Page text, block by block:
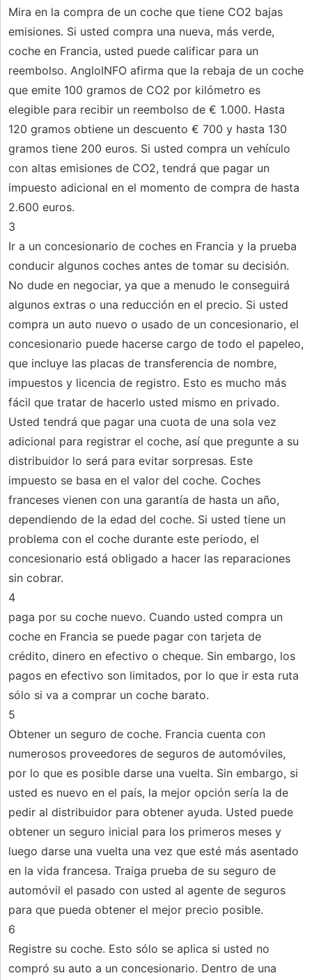
Mira en la compra de un coche que tiene CO2 bajas
emisiones. Si usted compra una nueva, más verde,
coche en Francia, usted puede calificar para un
reembolso. AngloINFO afirma que la rebaja de un coche
que emite 100 gramos de CO2 por kilómetro es
elegible para recibir un reembolso de € 1.000. Hasta
120 gramos obtiene un descuento € 700 y hasta 130
gramos tiene 200 euros. Si usted compra un vehículo
con altas emisiones de CO2, tendrá que pagar un
impuesto adicional en el momento de compra de hasta
2.600 euros.
3
Ir a un concesionario de coches en Francia y la prueba
conducir algunos coches antes de tomar su decisión.
No dude en negociar, ya que a menudo le conseguirá
algunos extras o una reducción en el precio. Si usted
compra un auto nuevo o usado de un concesionario, el
concesionario puede hacerse cargo de todo el papeleo,
que incluye las placas de transferencia de nombre,
impuestos y licencia de registro. Esto es mucho más
fácil que tratar de hacerlo usted mismo en privado.
Usted tendrá que pagar una cuota de una sola vez
adicional para registrar el coche, así que pregunte a su
distribuidor lo será para evitar sorpresas. Este
impuesto se basa en el valor del coche. Coches
franceses vienen con una garantía de hasta un año,
dependiendo de la edad del coche. Si usted tiene un
problema con el coche durante este periodo, el
concesionario está obligado a hacer las reparaciones
sin cobrar.
4
paga por su coche nuevo. Cuando usted compra un
coche en Francia se puede pagar con tarjeta de
crédito, dinero en efectivo o cheque. Sin embargo, los
pagos en efectivo son limitados, por lo que ir esta ruta
sólo si va a comprar un coche barato.
5
Obtener un seguro de coche. Francia cuenta con
numerosos proveedores de seguros de automóviles,
por lo que es posible darse una vuelta. Sin embargo, si
usted es nuevo en el país, la mejor opción sería la de
pedir al distribuidor para obtener ayuda. Usted puede
obtener un seguro inicial para los primeros meses y
luego darse una vuelta una vez que esté más asentado
en la vida francesa. Traiga prueba de su seguro de
automóvil el pasado con usted al agente de seguros
para que pueda obtener el mejor precio posible.
6
Registre su coche. Esto sólo se aplica si usted no
compró su auto a un concesionario. Dentro de una